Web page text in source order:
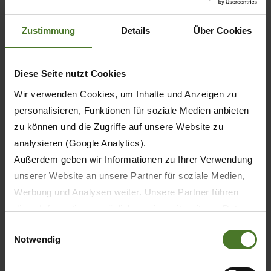
Zustimmung Details Über Cookies
Diese Seite nutzt Cookies
Wir verwenden Cookies, um Inhalte und Anzeigen zu
personalisieren, Funktionen für soziale Medien anbieten
zu können und die Zugriffe auf unsere Website zu
analysieren (Google Analytics).
Außerdem geben wir Informationen zu Ihrer Verwendung
unserer Website an unsere Partner für soziale Medien,
Werbung und Analysen weiter. Unsere Partner führen
sie im Rahmen Ihrer Nutzung der Dienste gesammelt
Notwendig
- 18.10.2026
MOLDAGROTECH
Chisinau
Fair
- 13.11.2026
Eurotier
Hannover
Německo
Fair
DETAILS